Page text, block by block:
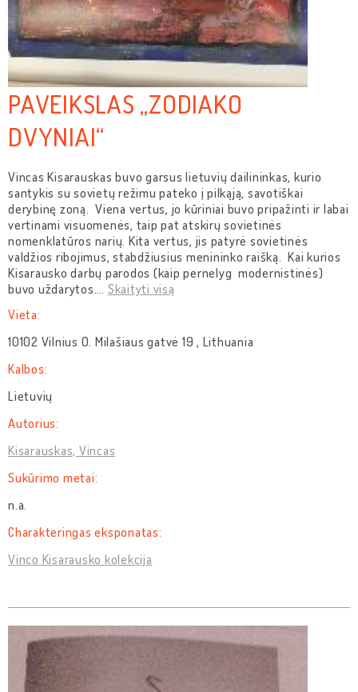
PAVEIKSLAS „ZODIAKO
DVYNIAI“
Vincas Kisarauskas buvo garsus lietuvių dailininkas, kurio
santykis su sovietų režimu pateko į pilkąją, savotiškai
derybinę zoną. Viena vertus, jo kūriniai buvo pripažinti ir labai
vertinami visuomenės, taip pat atskirų sovietinės
nomenklatūros narių. Kita vertus, jis patyrė sovietinės
valdžios ribojimus, stabdžiusius menininko raišką. Kai kurios
Kisarausko darbų parodos (kaip pernelyg modernistinės)
buvo uždarytos.… Skaityti visą
Vieta:
10102 Vilnius O. Milašiaus gatvė 19 , Lithuania
Kalbos:
Lietuvių
Autorius:
Kisarauskas, Vincas
Sukūrimo metai:
n.a.
Charakteringas eksponatas:
Vinco Kisarausko kolekcija